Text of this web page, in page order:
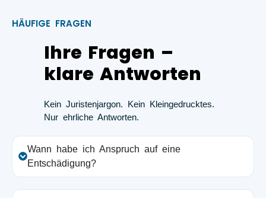
HÄUFIGE FRAGEN
Ihre Fragen –
klare Antworten
Kein Juristenjargon. Kein Kleingedrucktes.
Nur ehrliche Antworten.
Wann habe ich Anspruch auf eine
Entschädigung?